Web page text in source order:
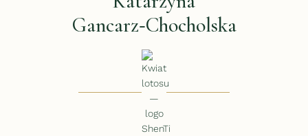
Gancarz‑Chocholska